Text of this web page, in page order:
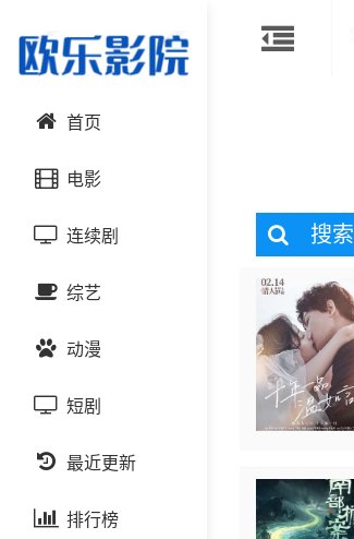
首页
电影
动作片
喜剧片
爱情片
科幻片
恐怖片
剧情片
连续剧
国产剧
港台剧
日韩剧
欧美剧
泰国剧
综艺
大陆综艺
日韩综艺
港台综艺
欧美综艺
动漫
国产动漫
日韩动漫
欧美动漫
短剧
最近更新
排行榜
搜索